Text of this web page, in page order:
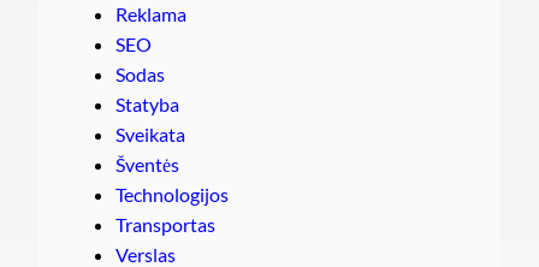
Reklama
SEO
Sodas
Statyba
Sveikata
Šventės
Technologijos
Transportas
Verslas